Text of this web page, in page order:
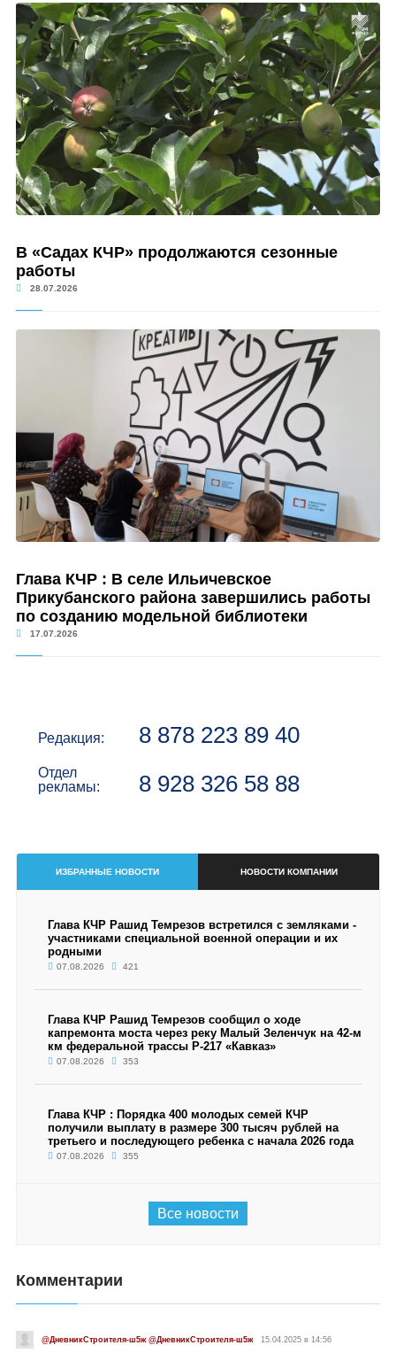
В «Садах КЧР» продолжаются сезонные
работы
28.07.2026
Глава КЧР : В селе Ильичевское
Прикубанского района завершились работы
по созданию модельной библиотеки
17.07.2026
Редакция: 8 878 223 89 40
Отдел
рекламы:
8 928 326 58 88
ИЗБРАННЫЕ НОВОСТИ НОВОСТИ КОМПАНИИ
Глава КЧР Рашид Темрезов встретился с земляками -
участниками специальной военной операции и их
родными
07.08.2026 421
Глава КЧР Рашид Темрезов сообщил о ходе
капремонта моста через реку Малый Зеленчук на 42-м
км федеральной трассы Р-217 «Кавказ»
07.08.2026 353
Глава КЧР : Порядка 400 молодых семей КЧР
получили выплату в размере 300 тысяч рублей на
третьего и последующего ребенка с начала 2026 года
07.08.2026 355
Все новости
Комментарии
@ДневникСтроителя-ш5ж @ДневникСтроителя-ш5ж 15.04.2025 в 14:56